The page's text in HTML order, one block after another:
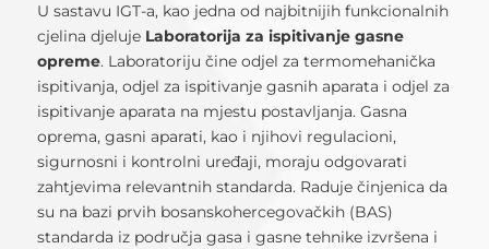
U sastavu IGT-a, kao jedna od najbitnijih funkcionalnih
cjelina djeluje Laboratorija za ispitivanje gasne
opreme. Laboratoriju čine odjel za termomehanička
ispitivanja, odjel za ispitivanje gasnih aparata i odjel za
ispitivanje aparata na mjestu postavljanja. Gasna
oprema, gasni aparati, kao i njihovi regulacioni,
sigurnosni i kontrolni uređaji, moraju odgovarati
zahtjevima relevantnih standarda. Raduje činjenica da
su na bazi prvih bosanskohercegovačkih (BAS)
standarda iz područja gasa i gasne tehnike izvršena i